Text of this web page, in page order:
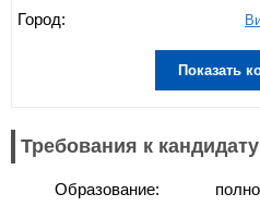
Город:
Показать
Требования к кандидату
Образование: